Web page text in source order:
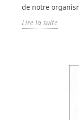
de notre
Lire la suite